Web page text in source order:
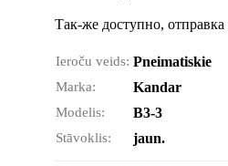
Так-же доступно,
Ieroču veids: Pneimatiskie
Marka: Kandar
Modelis: B3-3
Stāvoklis: jaun.